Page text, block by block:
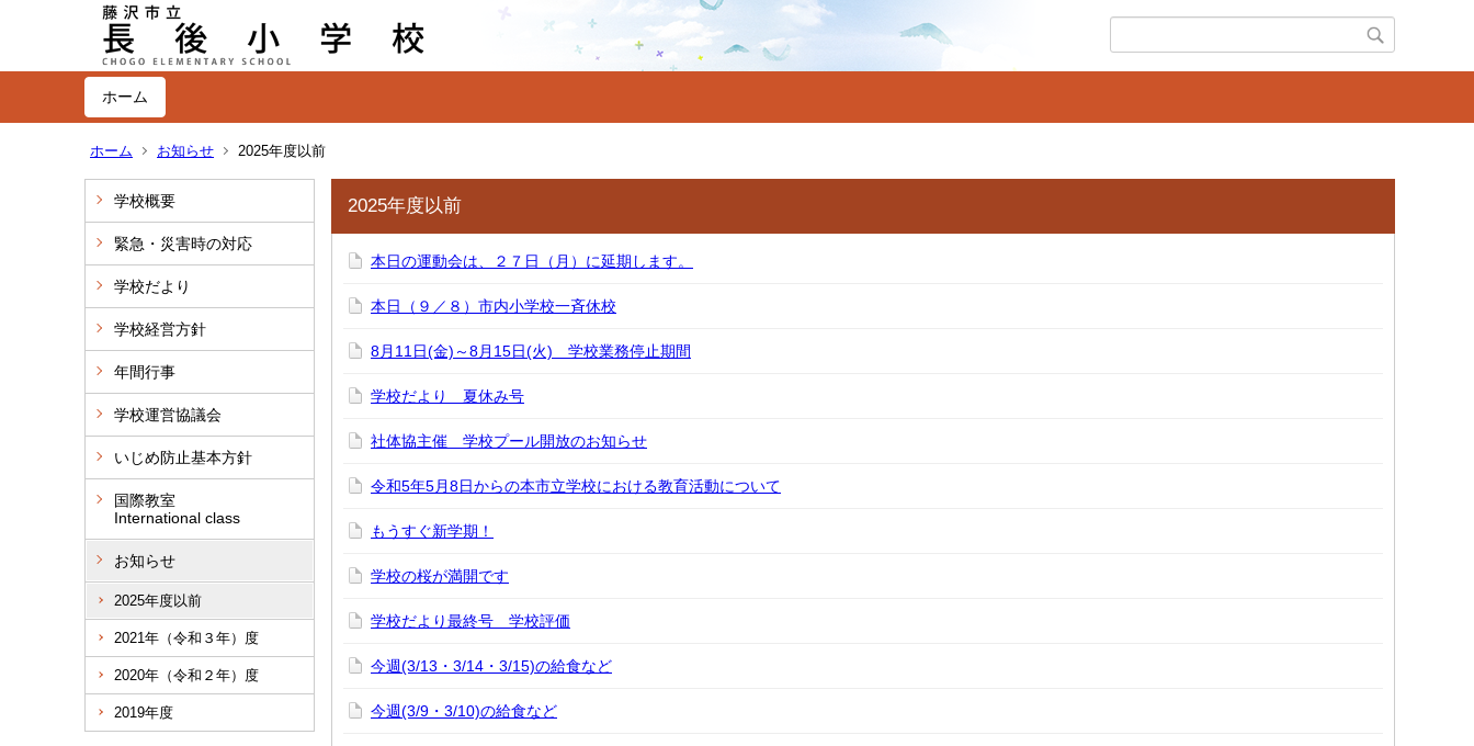
ホーム
ホーム お知らせ 2025年度以前
学校概要
緊急・災害時の対応
学校だより
学校経営方針
年間行事
学校運営協議会
いじめ防止基本方針
国際教室
International class
お知らせ
2025年度以前
2021年（令和３年）度
2020年（令和２年）度
2019年度
2025年度以前
本日の運動会は、２７日（月）に延期します。
本日（９／８）市内小学校一斉休校
8月11日(金)～8月15日(火) 学校業務停止期間
学校だより 夏休み号
社体協主催 学校プール開放のお知らせ
令和5年5月8日からの本市立学校における教育活動について
もうすぐ新学期！
学校の桜が満開です
学校だより最終号 学校評価
今週(3/13・3/14・3/15)の給食など
今週(3/9・3/10)の給食など